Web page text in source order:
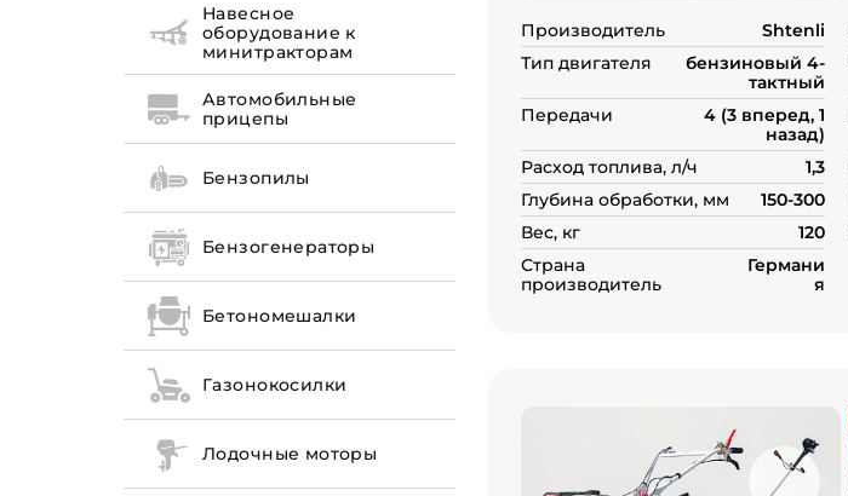
Навесное
оборудование к
минитракторам
Автомобильные
прицепы
Бензопилы
Бензогенераторы
Бетономешалки
Газонокосилки
Лодочные моторы
Производитель Shtenli
Тип двигателя
бензиновый 4-
тактный
Передачи
4 (3 вперед, 1
назад)
Расход топлива, л/ч 1,3
Глубина обработки, мм
150-300
Вес, кг
120
Страна
производитель
Германи
я